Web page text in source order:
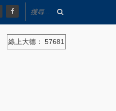
線上大德： 57681